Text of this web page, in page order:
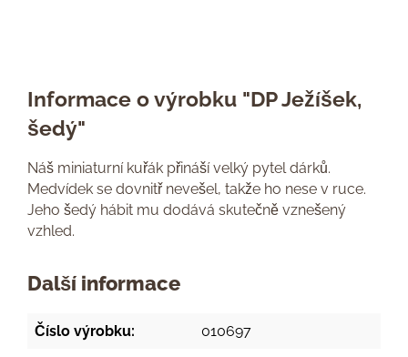
Informace o výrobku "DP Ježíšek,
šedý"
Náš miniaturní kuřák přináší velký pytel dárků.
Medvídek se dovnitř nevešel, takže ho nese v ruce.
Jeho šedý hábit mu dodává skutečně vznešený
vzhled.
Další informace
Číslo výrobku: 010697